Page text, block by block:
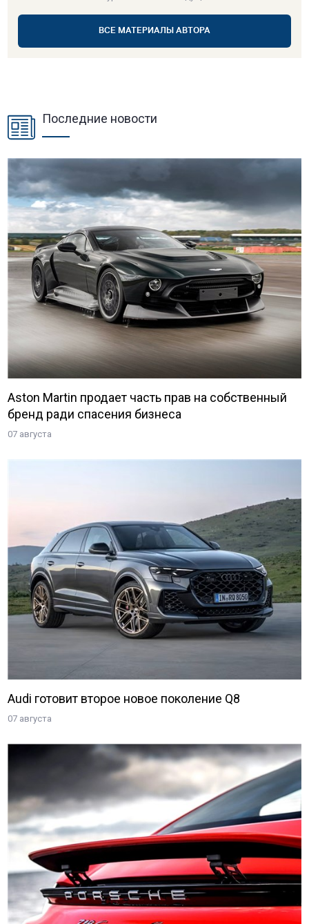
ВСЕ МАТЕРИАЛЫ АВТОРА
Последние новости
Aston Martin продает часть прав на собственный
бренд ради спасения бизнеса
07 августа
Audi готовит второе новое поколение Q8
07 августа